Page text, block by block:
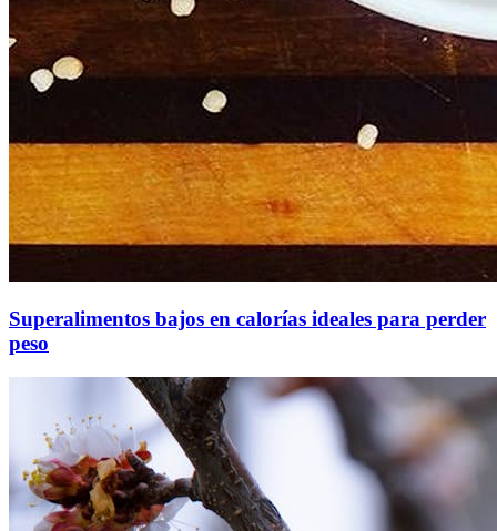
Superalimentos bajos en calorías ideales para perder
peso